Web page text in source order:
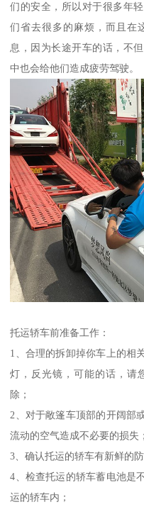
们的安全，所以对于很多年
们省去很多的麻烦，而且在
息，因为长途开车的话，不
中也会给他们造成疲劳驾驶。
托运轿车前准备工作：
1、合理的拆卸掉你车上的相
灯，反光镜，可能的话，请
除；
2、对于敞篷车顶部的开阔部
流动的空气造成不必要的损失；
3、确认托运的轿车有新鲜的防
4、检查托运的轿车蓄电池是
运的轿车内；